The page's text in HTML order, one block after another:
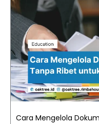
Cara Mengelola